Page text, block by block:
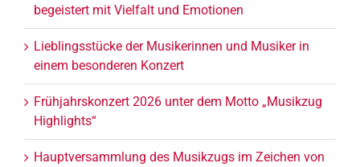
begeistert mit Vielfalt und Emotionen
Lieblingsstücke der Musikerinnen und Musiker in
einem besonderen Konzert
Frühjahrskonzert 2026 unter dem Motto „Musikzug
Highlights“
Hauptversammlung des Musikzugs im Zeichen von